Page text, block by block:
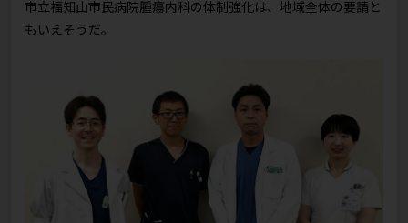
市立福知山市民病院腫瘍内科の体制強化は、地域全体の要請と
もいえそうだ。